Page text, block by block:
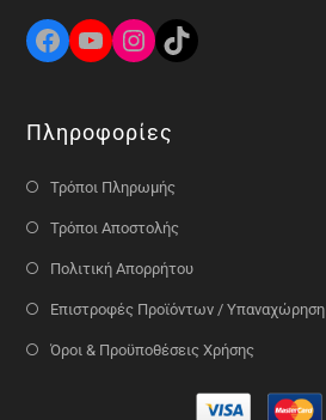
Πληροφορίες
Τρόποι Πληρωμής
Τρόποι Αποστολής
Πολιτική Απορρήτου
Επιστροφές Προϊόντων / Υπαναχώρηση
Όροι & Προϋποθέσεις Χρήσης